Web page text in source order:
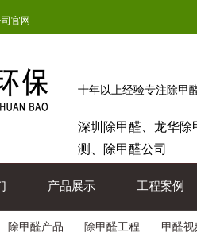
官网
十年以上经验专注除甲
深圳除甲醛、龙华除
测、除甲醛公司
产品展示 工程案例
除甲醛产品 除甲醛工程 甲醛视